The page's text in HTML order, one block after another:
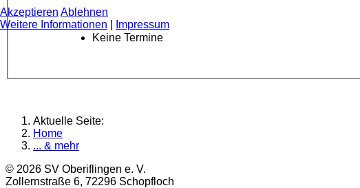
Keine Termine
Aktuelle Seite:
Home
... & mehr
© 2026 SV Oberiflingen e. V.
Zollernstraße 6, 72296 Schopfloch
Akzeptieren Ablehnen
Weitere Informationen
Impressum